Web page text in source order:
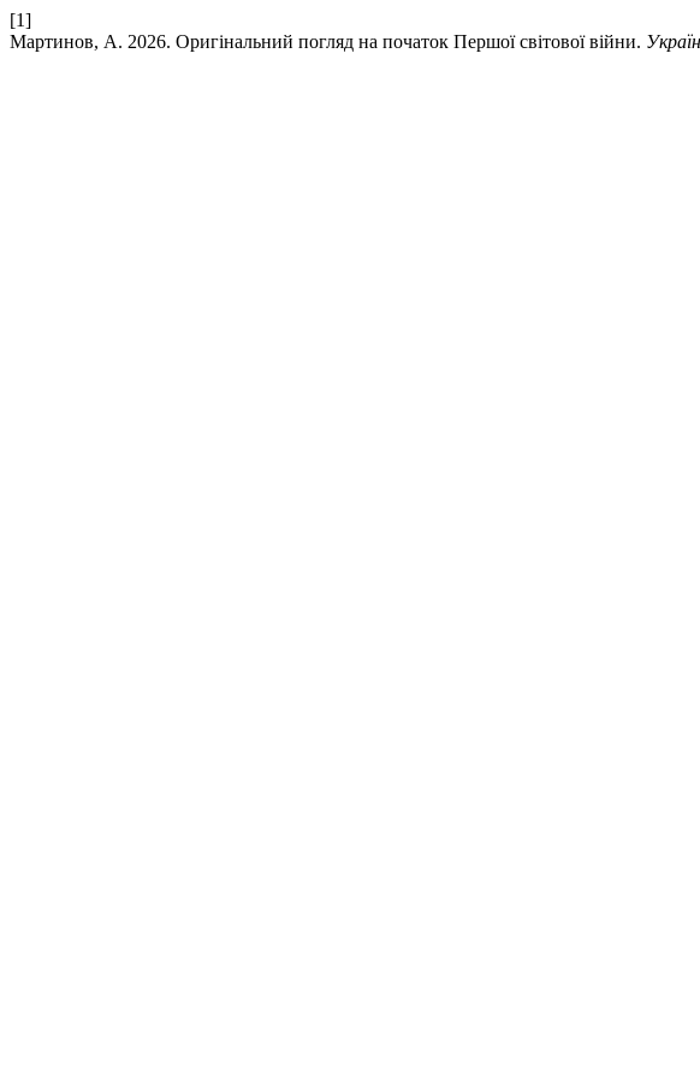
[1]
Мартинов, А. 2026. Оригінальний погляд на початок Першої світової війни.